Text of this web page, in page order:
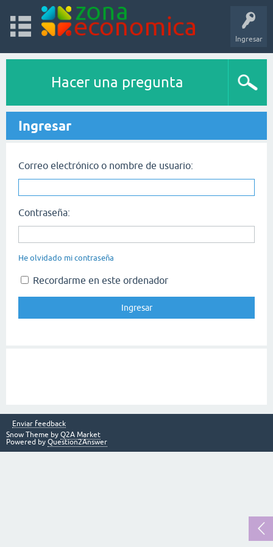
Ingresar
Hacer una pregunta
Ingresar
Correo electrónico o nombre de usuario:
Contraseña:
He olvidado mi contraseña
Recordarme en este ordenador
Enviar feedback
Snow Theme by Q2A Market
Powered by Question2Answer